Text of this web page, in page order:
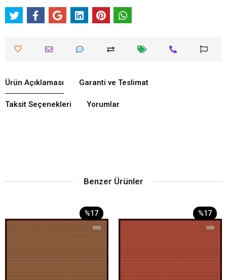
Ürün Açıklaması Garanti ve Teslimat
Taksit Seçenekleri Yorumlar
Benzer Ürünler
%17 %17